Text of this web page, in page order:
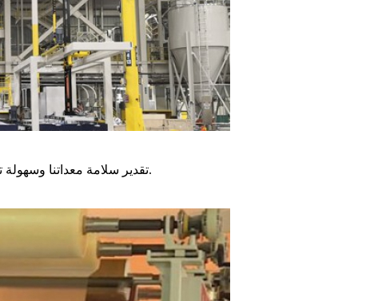
تقدير سلامة معداتنا وسهولة تشغيلها. ترتبط ارتباطًا وثيقًا بالمفهوم الموجه للأشخاص لشركتنا.